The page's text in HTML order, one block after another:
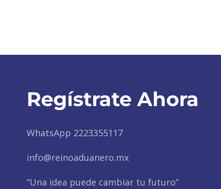
Regístrate Ahora
WhatsApp 2223355117
info@reinoaduanero.mx
“Una idea puede cambiar tu futuro”